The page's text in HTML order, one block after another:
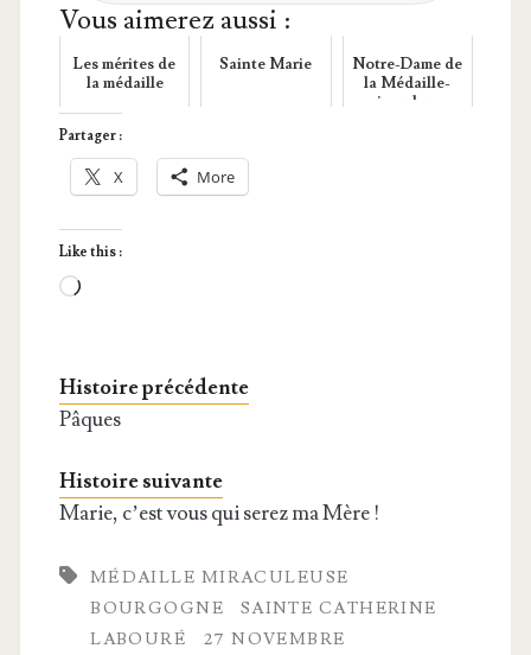
Vous aimerez aussi :
Les mérites de
la médaille
Sainte Marie
Notre-Dame de
la Médaille-
miraculeuse
Partager :
X More
Like this :
Loa­
Histoire précédente
Pâques
Histoire suivante
Marie, c’est vous qui serez ma Mère !
MÉDAILLE MIRACULEUSE
BOURGOGNE
SAINTE CATHERINE
LABOURÉ
27 NOVEMBRE